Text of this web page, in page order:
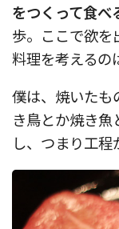
をつくって食べ
歩。ここで欲を
料理を考えるの
僕は、焼いたも
き鳥とか焼き
し、つまり工程